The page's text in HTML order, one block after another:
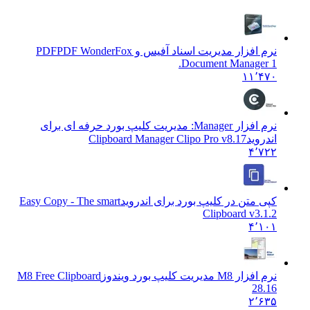
نرم افزار مدیریت اسناد آفیس و PDFPDF WonderFox
Document Manager 1.
۱۱٬۴۷۰
نرم افزار Manager: مدیریت کلیپ بورد حرفه ای برای
Clipboard Manager Clipo Pro v8.17
کپی متن در کلیپ بورد برای اندروید Easy Copy - The smart
Clipboard v3.1.2
نرم افزار M8 مدیریت کلیپ بورد ویندوز
M8 Free Clipboard